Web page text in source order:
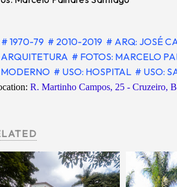
# 1970-79 # 2010-2019 # ARQ: JOSÉ
ARQUITETURA # FOTOS: MARCELO
MODERNO # USO: HOSPITAL # USO:
R. Martinho Campos, 25 - Cruzeiro,